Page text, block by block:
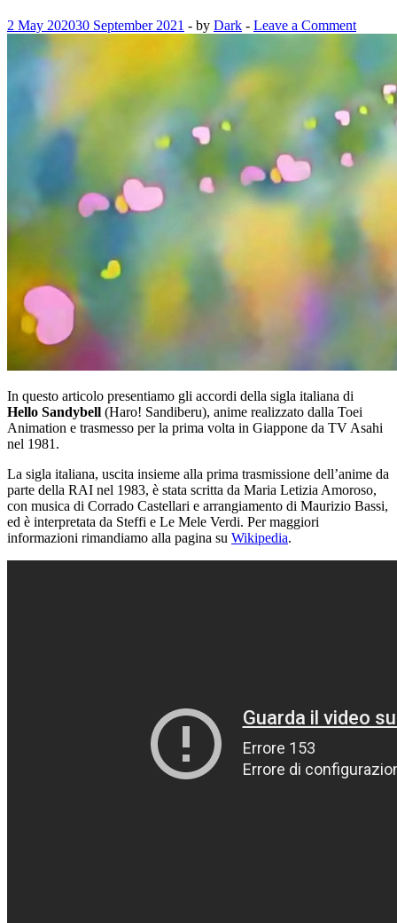
2 May 202030 September 2021 - by Dark - Leave a Comment
In questo articolo presentiamo gli accordi della sigla italiana di
Hello Sandybell (Haro! Sandiberu), anime realizzato dalla Toei
Animation e trasmesso per la prima volta in Giappone da TV Asahi
nel 1981.
La sigla italiana, uscita insieme alla prima trasmissione dell’anime da
parte della RAI nel 1983, è stata scritta da Maria Letizia Amoroso,
con musica di Corrado Castellari e arrangiamento di Maurizio Bassi,
ed è interpretata da Steffi e Le Mele Verdi. Per maggiori
informazioni rimandiamo alla pagina su Wikipedia.